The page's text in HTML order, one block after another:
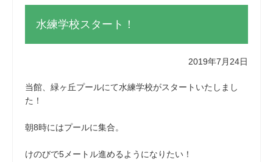
水練学校スタート！
2019年7月24日
当館、緑ヶ丘プールにて水練学校がスタートいたしまし
た！
朝8時にはプールに集合。
けのびで5メートル進めるようになりたい！